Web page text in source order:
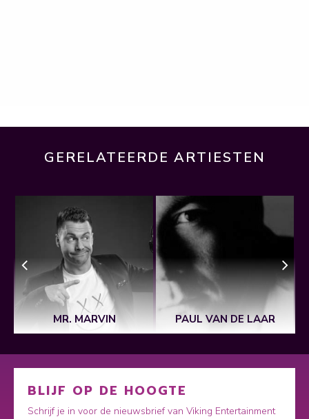
GERELATEERDE ARTIESTEN
MR. MARVIN PAUL VAN DE LAAR
BLIJF OP DE HOOGTE
Schrijf je in voor de nieuwsbrief van Viking Entertainment